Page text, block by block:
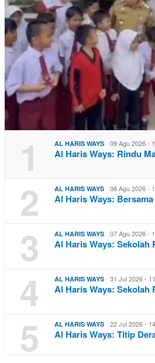
1 AL HARIS WAYS 09 Agu 2026 -
Al Haris Ways: Rindu
2 AL HARIS WAYS 08 Agu 2026 -
Al Haris Ways:
3 AL HARIS WAYS 07 Agu 2026 -
Al Haris Ways:
4 AL HARIS WAYS 31 Jul 2026 -
Al Haris Ways:
5 AL HARIS WAYS 22 Jul 2026 -
Al Haris Ways: Titip